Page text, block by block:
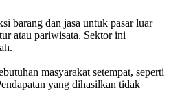
barang dan jasa untuk pasar luar
atau pariwisata. Sektor ini
masyarakat setempat, seperti
yang dihasilkan tidak